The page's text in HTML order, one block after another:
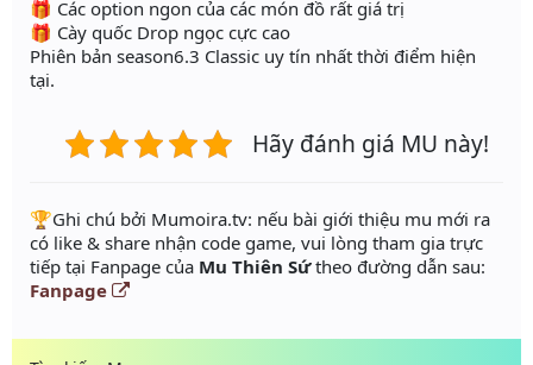
🎁 Các option ngon của các món đồ rất giá trị
🎁 Cày quốc Drop ngọc cực cao
Phiên bản season6.3 Classic uy tín nhất thời điểm hiện
tại.
Hãy đánh giá MU này!
️🏆Ghi chú bởi Mumoira.tv: nếu bài giới thiệu mu mới ra
có like & share nhận code game, vui lòng tham gia trực
tiếp tại Fanpage của Mu Thiên Sứtheo đường dẫn sau:
Fanpage